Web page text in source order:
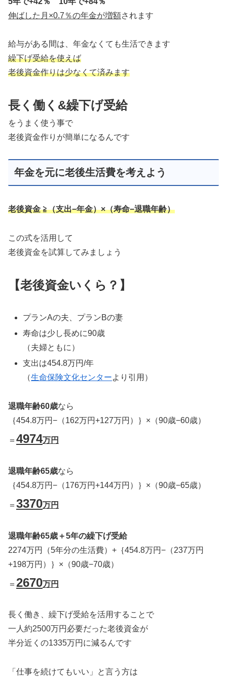
伸ばした月×0.7％の年金が増額されます
給与がある間は、年金なくても生活できます
繰下げ受給を使えば
老後資金作りは少なくて済みます
長く働く&繰下げ受給
をうまく使う事で
老後資金作りが簡単になるんです
年金を元に老後生活費を考えよう
老後資金 ≧（支出−年金）×（寿命−退職年齢）
この式を活用して
老後資金を試算してみましょう
【老後資金いくら？】
プランAの夫、プランBの妻
寿命は少し長めに90歳
（夫婦ともに）
支出は454.8万円/年
（生命保険文化センターより引用）
退職年齢60歳なら
｛454.8万円−（162万円+127万円）｝×（90歳−60歳）
＝ 4974万円
退職年齢65歳なら
｛454.8万円−（176万円+144万円）｝×（90歳−65歳）
＝ 3370万円
退職年齢65歳＋5年の繰下げ受給
2274万円（5年分の生活費）+｛454.8万円−（237万円
+198万円）｝×（90歳−70歳）
＝ 2670万円
長く働き、繰下げ受給を活用することで
一人約2500万円必要だった老後資金が
半分近くの1335万円に減るんです
「仕事を続けてもいい」と言う方は